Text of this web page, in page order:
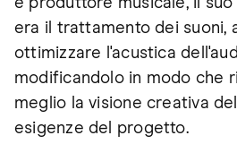
era il trattamento dei suoni,
ottimizzare l'acustica
modificandolo in modo che
meglio la visione creativa
esigenze del progetto.